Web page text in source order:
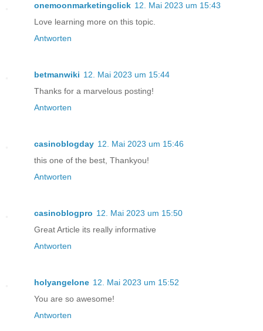
onemoonmarketingclick 12. Mai 2023 um 15:43
Love learning more on this topic.
Antworten
betmanwiki 12. Mai 2023 um 15:44
Thanks for a marvelous posting!
Antworten
casinoblogday 12. Mai 2023 um 15:46
this one of the best, Thankyou!
Antworten
casinoblogpro 12. Mai 2023 um 15:50
Great Article its really informative
Antworten
holyangelone 12. Mai 2023 um 15:52
You are so awesome!
Antworten